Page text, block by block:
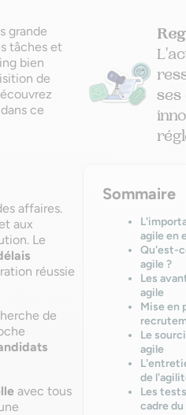
grande
tâches et
bien
de
ce
affaires.
aux
Le
réussie
de
avec tous
ses
Sommaire
agile en
Qu'est-
agile ?
Les
agile
Mise en
Le
agile
de
Les
cadre